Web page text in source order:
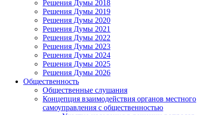
Решения Думы 2018
Решения Думы 2019
Решения Думы 2020
Решения Думы 2021
Решения Думы 2022
Решения Думы 2023
Решения Думы 2024
Решения Думы 2025
Решения Думы 2026
Общественность
Общественные слушания
Концепция взаимодействия органов местного
самоуправления с общественностью